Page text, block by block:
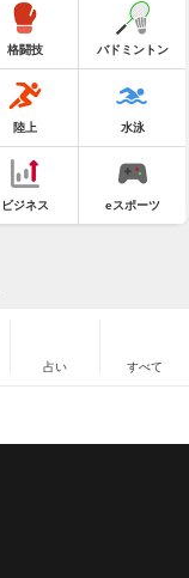
格闘技 バドミントン
陸上 水泳
ビジネス eスポーツ
占い すべて